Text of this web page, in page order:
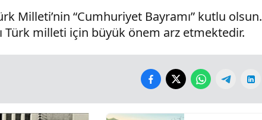
Milleti’nin “Cumhuriyet Bayramı” kutlu olsun.
Türk milleti için büyük önem arz etmektedir.